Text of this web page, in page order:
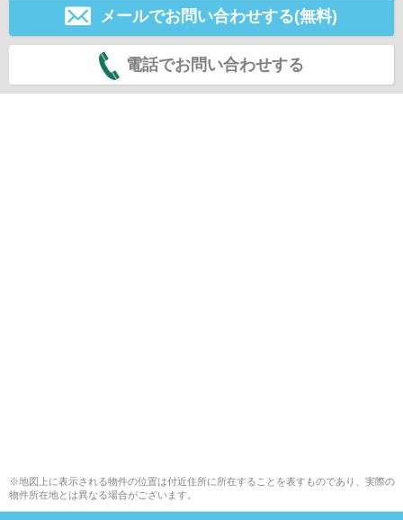
メールでお問い合わせする(無料)
電話でお問い合わせする
※地図上に表示される物件の位置は付近住所に所在することを表すものであり、実際の
物件所在地とは異なる場合がございます。